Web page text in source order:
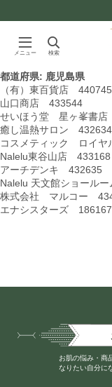
メニュー 検索
都道府県: 鹿児島県
（有）東百貨店 440745
山口商店 433544
せいほう堂 星ヶ峯書
癒し温熱サロン 432634
コスメティック ロイ
Nalelu東谷山店 433168
アーチデンキ 432635
Nalelu 天文館ショール
株式会社 マルコー
エナシスターズ 186167
お肌の悩み・商
なりたい自分に